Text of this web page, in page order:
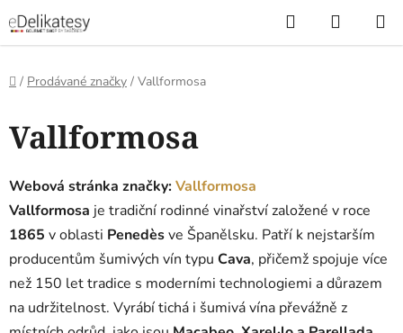
na
obsah
Hledat
KOŠÍK
Domů
/ Prodávané značky / Vallformosa
Vallformosa
Webová stránka značky:Vallformosa
Vallformosa je tradiční rodinné vinařství založené v roce
1865 v oblasti Penedèsve Španělsku. Patří k nejstarším
producentům šumivých vín typu Cava, přičemž spojuje více
než 150 let tradice s moderními technologiemi a důrazem
na udržitelnost. Vyrábí tichá i šumivá vína převážně z
ý
p
i
s
p
r
o
d
u